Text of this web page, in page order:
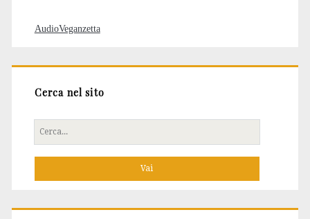
AudioVeganzetta
Cerca nel sito
Cerca
per: